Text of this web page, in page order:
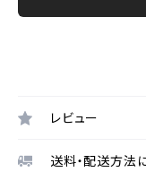
レビュー
送料・配送方法